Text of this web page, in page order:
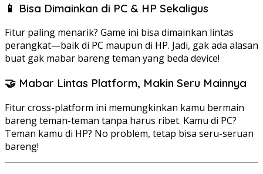
📱 Bisa Dimainkan di PC & HP Sekaligus
Fitur paling menarik? Game ini bisa dimainkan lintas
perangkat—baik di PC maupun di HP. Jadi, gak ada alasan
buat gak mabar bareng teman yang beda device!
🤝 Mabar Lintas Platform, Makin Seru Mainnya
Fitur cross-platform ini memungkinkan kamu bermain
bareng teman-teman tanpa harus ribet. Kamu di PC?
Teman kamu di HP? No problem, tetap bisa seru-seruan
bareng!